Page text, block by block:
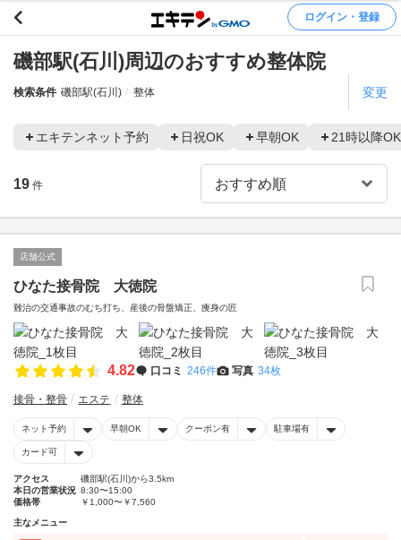
ログイン・登録
磯部駅(石川)周辺のおすすめ整体院
検索条件 磯部駅(石川) 整体 変更
エキテンネット予約 日祝OK 早朝OK 21時以降OK
19 件
店舗公式
ひなた接骨院 大徳院
難治の交通事故のむち打ち、産後の骨盤矯正、痩身の匠
4.82 口コミ 246件 写真 34枚
接骨・整骨 エステ 整体
ネット予約 早朝OK クーポン有 駐車場有
カード可
アクセス
磯部駅(石川)から3.5km
本日の営業状況 8:30〜15:00
価格帯
￥1,000〜￥7,560
主なメニュー